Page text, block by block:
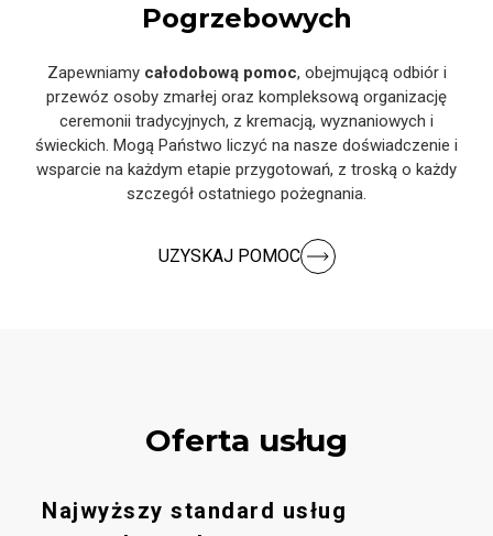
Pogrzebowych
Zapewniamy całodobową pomoc, obejmującą odbiór i
przewóz osoby zmarłej oraz kompleksową organizację
ceremonii tradycyjnych, z kremacją, wyznaniowych i
świeckich. Mogą Państwo liczyć na nasze doświadczenie i
wsparcie na każdym etapie przygotowań, z troską o każdy
szczegół ostatniego pożegnania.
UZYSKAJ POMOC
Oferta usług
Najwyższy standard usług